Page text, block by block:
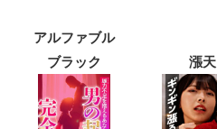
アルファブル
ブラック
漲天